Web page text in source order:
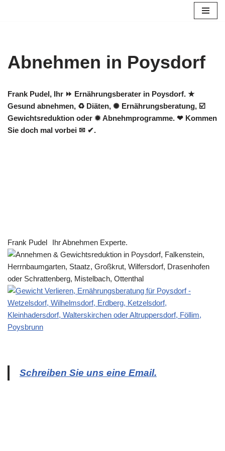
Abnehmen in Poysdorf
Frank Pudel, Ihr ⏩ Ernährungsberater in Poysdorf. ★
Gesund abnehmen, ♻ Diäten, ✺ Ernährungsberatung, ☑️
Gewichtsreduktion oder ✹ Abnehmprogramme. ❤ Kommen
Sie doch mal vorbei ✉ ✔.
Frank Pudel Ihr Abnehmen Experte.
Schreiben Sie uns eine Email.